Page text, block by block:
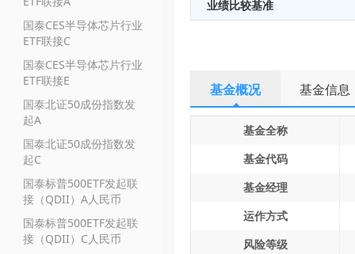
国泰CES半导体芯片行业
ETF联接C
国泰CES半导体芯片行业
ETF联接E
国泰北证50成份指数发
起A
国泰北证50成份指数发
起C
国泰标普500ETF发起联
接（QDII）A人民币
国泰标普500ETF发起联
接（QDII）C人民币
业绩比较基准
基金概况 基金信息
基金全称
基金代码
基金经理
运作方式
风险等级